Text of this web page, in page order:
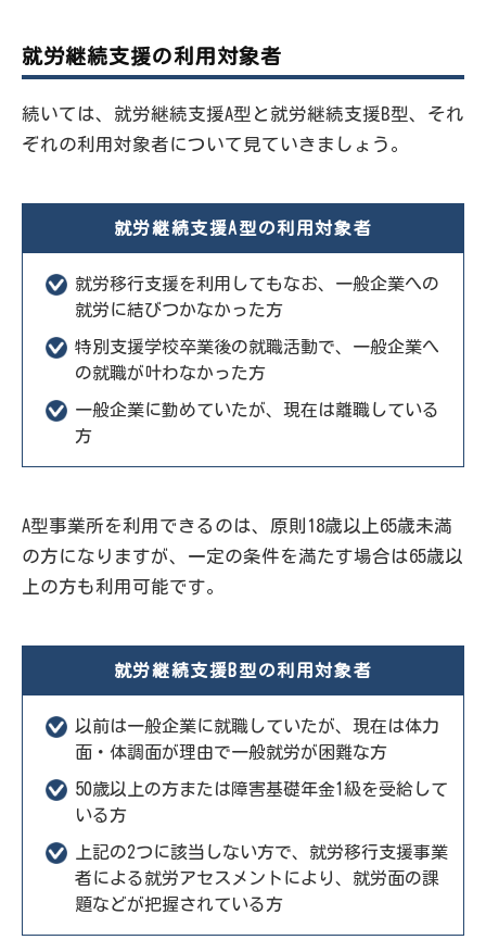
就労継続支援の利用対象者
続いては、就労継続支援A型と就労継続支援B型、それ
ぞれの利用対象者について見ていきましょう。
就労継続支援A型の利用対象者
就労移行支援を利用してもなお、一般企業への
就労に結びつかなかった方
特別支援学校卒業後の就職活動で、一般企業へ
の就職が叶わなかった方
一般企業に勤めていたが、現在は離職している
方
A型事業所を利用できるのは、原則18歳以上65歳未満
の方になりますが、一定の条件を満たす場合は65歳以
上の方も利用可能です。
就労継続支援B型の利用対象者
以前は一般企業に就職していたが、現在は体力
面・体調面が理由で一般就労が困難な方
50歳以上の方または障害基礎年金1級を受給して
いる方
上記の2つに該当しない方で、就労移行支援事業
者による就労アセスメントにより、就労面の課
題などが把握されている方